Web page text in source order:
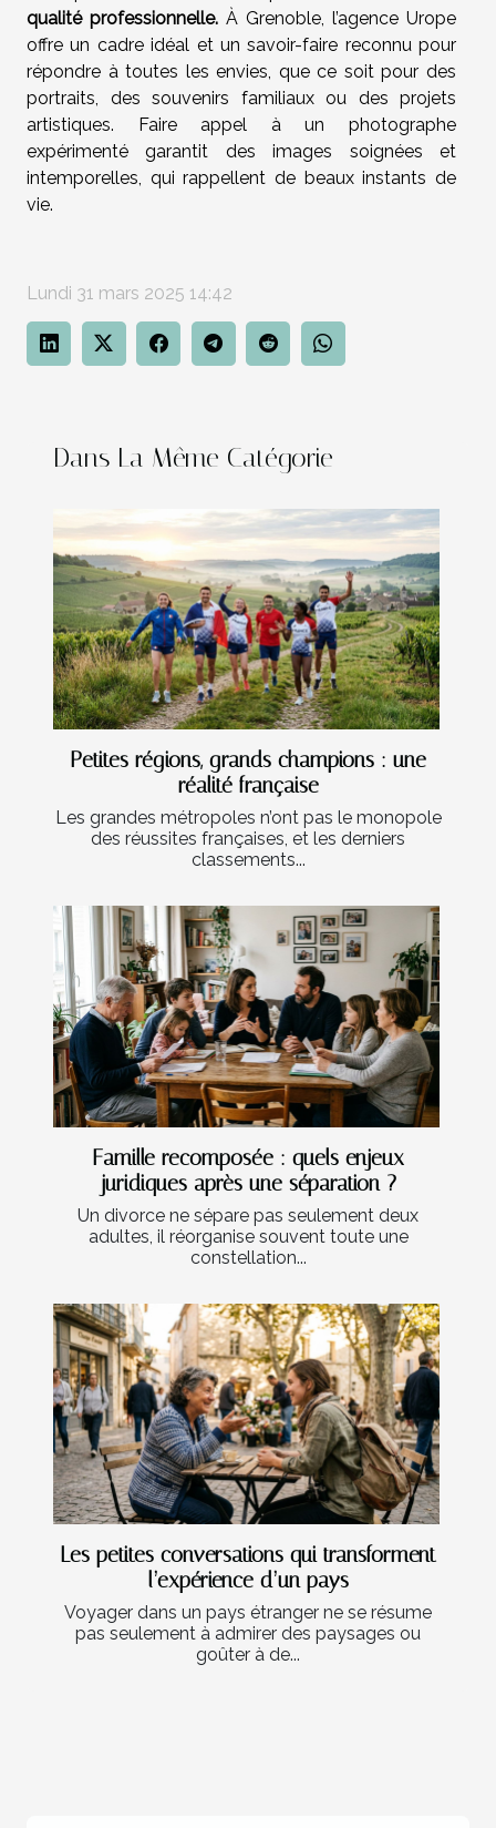
qualité professionnelle. À Grenoble, l’agence Urope
offre un cadre idéal et un savoir-faire reconnu pour
répondre à toutes les envies, que ce soit pour des
portraits, des souvenirs familiaux ou des projets
artistiques. Faire appel à un photographe
expérimenté garantit des images soignées et
intemporelles, qui rappellent de beaux instants de
vie.
Lundi 31 mars 2025 14:42
Dans La Même Catégorie
Petites régions, grands champions : une
réalité française
Les grandes métropoles n’ont pas le monopole
des réussites françaises, et les derniers
classements...
Famille recomposée : quels enjeux
juridiques après une séparation ?
Un divorce ne sépare pas seulement deux
adultes, il réorganise souvent toute une
constellation...
Les petites conversations qui transforment
l’expérience d’un pays
Voyager dans un pays étranger ne se résume
pas seulement à admirer des paysages ou
goûter à de...